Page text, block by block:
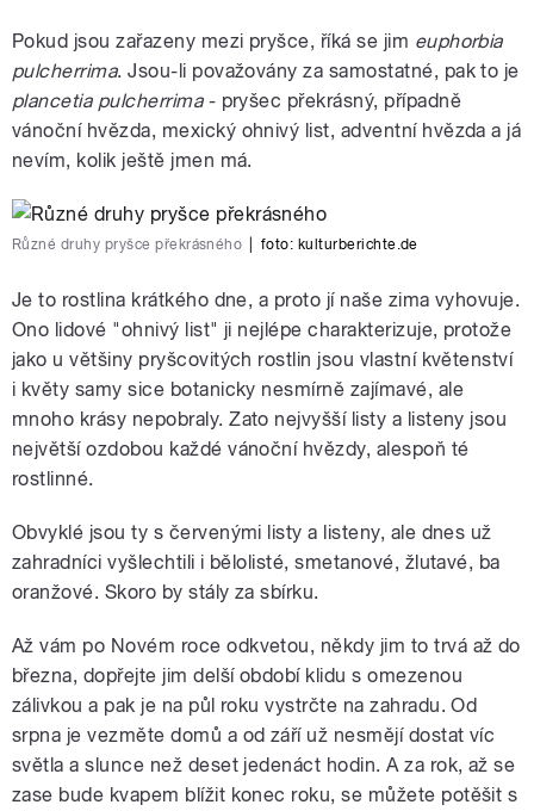
Pokud jsou zařazeny mezi pryšce, říká se jim euphorbia
pulcherrima. Jsou-li považovány za samostatné, pak to je
plancetia pulcherrima- pryšec překrásný, případně
vánoční hvězda, mexický ohnivý list, adventní hvězda a já
nevím, kolik ještě jmen má.
Různé druhy pryšce překrásného foto: kulturberichte.de
Je to rostlina krátkého dne, a proto jí naše zima vyhovuje.
Ono lidové "ohnivý list" ji nejlépe charakterizuje, protože
jako u většiny pryšcovitých rostlin jsou vlastní květenství
i květy samy sice botanicky nesmírně zajímavé, ale
mnoho krásy nepobraly. Zato nejvyšší listy a listeny jsou
největší ozdobou každé vánoční hvězdy, alespoň té
rostlinné.
Obvyklé jsou ty s červenými listy a listeny, ale dnes už
zahradníci vyšlechtili i bělolisté, smetanové, žlutavé, ba
oranžové. Skoro by stály za sbírku.
Až vám po Novém roce odkvetou, někdy jim to trvá až do
března, dopřejte jim delší období klidu s omezenou
zálivkou a pak je na půl roku vystrčte na zahradu. Od
srpna je vezměte domů a od září už nesmějí dostat víc
světla a slunce než deset jedenáct hodin. A za rok, až se
zase bude kvapem blížit konec roku, se můžete potěšit s